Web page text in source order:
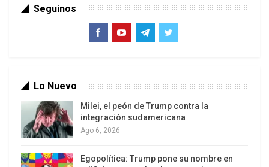
Larissa Costas Manaure – Patria Grande
Los trending topics de Twitter, o TTs, son en
Recientemente con las manifestaciones de los
Ocupas en varias ciudades de Estados Unidos se
ha demostrado que Twitter censura temas, pero
se ha logrado descubrir un dato mucho más
promueven temas, en algunos casos admiten que
Seguinos
Lo Nuevo
Milei, el peón de Trump contra la
integración sudamericana
Ago 6, 2026
Egopolítica: Trump pone su nombre en